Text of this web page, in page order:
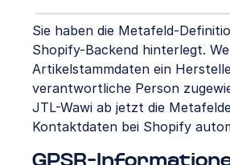
Sie haben die Metafeld-
Shopify-Backend hinterlegt.
Artikelstammdaten ein
verantwortliche Person
JTL-Wawi ab jetzt die
Kontaktdaten bei Shopify
GPSR-